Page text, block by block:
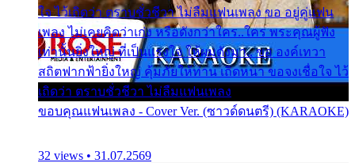
ใจ ไว้เถิดว่า ตราบชั่วชีวา ไม่ลืมแฟนเพลง ขอ อยู่คู่แฟน
เพลง ไม่เคยคิดว่าเก่ง หรือดังกว่าใคร..ใคร พระคุณผู้ฟัง
เท่านั้นยิ่งใหญ่ ที่เป็นแรงใจ ให้ผมดังมา.. ขอ องค์เทวา
สถิตฟากฟ้ายิ่งใหญ่ คุ้มภัยให้ท่าน เถิดหนา ขอจงเชื่อใจ ไว้
เถิดว่า ตราบชั่วชีวา ไม่ลืมแฟนเพลง
ขอบคุณแฟนเพลง - Cover Ver. (ซาวด์ดนตรี) (KARAOKE)
32 views • 31.07.2569